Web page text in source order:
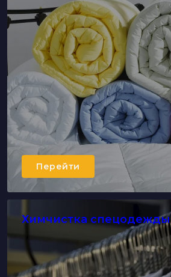
Перейти
Химчистка спецодежды